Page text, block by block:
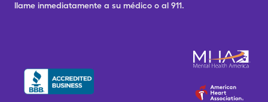
llame inmediatamente a su médico o al 911.